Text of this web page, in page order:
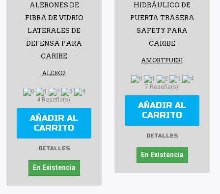
ALERONES DE
FIBRA DE VIDRIO
LATERALES DE
DEFENSA PARA
CARIBE
ALERO2
4 Reseña(s)
AÑADIR AL
CARRITO
DETALLES
En Existencia
HIDRÁULICO DE
PUERTA TRASERA
SAFETY PARA
CARIBE
AMORTPUER1
7 Reseña(s)
AÑADIR AL
CARRITO
DETALLES
En Existencia